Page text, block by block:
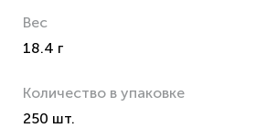
Вес
18.4 г
Количество в упаковке
250 шт.